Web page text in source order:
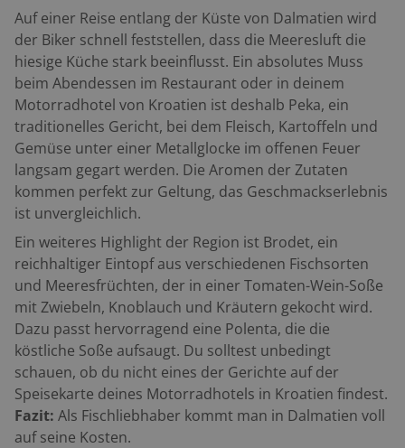
Auf einer Reise entlang der Küste von Dalmatien wird
der Biker schnell feststellen, dass die Meeresluft die
hiesige Küche stark beeinflusst. Ein absolutes Muss
beim Abendessen im Restaurant oder in deinem
Motorradhotel von Kroatien ist deshalb Peka, ein
traditionelles Gericht, bei dem Fleisch, Kartoffeln und
Gemüse unter einer Metallglocke im offenen Feuer
langsam gegart werden. Die Aromen der Zutaten
kommen perfekt zur Geltung, das Geschmackserlebnis
ist unvergleichlich.
Ein weiteres Highlight der Region ist Brodet, ein
reichhaltiger Eintopf aus verschiedenen Fischsorten
und Meeresfrüchten, der in einer Tomaten-Wein-Soße
mit Zwiebeln, Knoblauch und Kräutern gekocht wird.
Dazu passt hervorragend eine Polenta, die die
köstliche Soße aufsaugt. Du solltest unbedingt
schauen, ob du nicht eines der Gerichte auf der
Speisekarte deines Motorradhotels in Kroatien findest.
Fazit: Als Fischliebhaber kommt man in Dalmatien voll
auf seine Kosten.